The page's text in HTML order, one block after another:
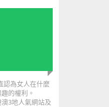
認為女人在什麼
的權利。
3地人氣網站及